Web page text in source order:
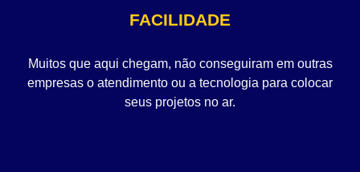
FACILIDADE
Muitos que aqui chegam, não conseguiram em outras
empresas o atendimento ou a tecnologia para colocar
seus projetos no ar.